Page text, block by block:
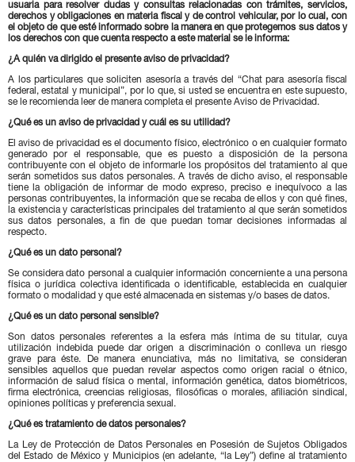
usuaria para resolver dudas y consultas relacionadas con trámites, servicios,
derechos y obligaciones en materia fiscal y de control vehicular, por lo cual, con
el objeto de que esté informado sobre la manera en que protegemos sus datos y
los derechos con que cuenta respecto a este material se le informa:
¿A quién va dirigido el presente aviso de privacidad?
A los particulares que soliciten asesoría a través del “Chat para asesoría fiscal
federal, estatal y municipal”, por lo que, si usted se encuentra en este supuesto,
se le recomienda leer de manera completa el presente Aviso de Privacidad.
¿Qué es un aviso de privacidad y cuál es su utilidad?
El aviso de privacidad es el documento físico, electrónico o en cualquier formato
generado por el responsable, que es puesto a disposición de la persona
contribuyente con el objeto de informarle los propósitos del tratamiento al que
serán sometidos sus datos personales. A través de dicho aviso, el responsable
tiene la obligación de informar de modo expreso, preciso e inequívoco a las
personas contribuyentes, la información que se recaba de ellos y con qué fines,
la existencia y características principales del tratamiento al que serán sometidos
sus datos personales, a fin de que puedan tomar decisiones informadas al
respecto.
¿Qué es un dato personal?
Se considera dato personal a cualquier información concerniente a una persona
física o jurídica colectiva identificada o identificable, establecida en cualquier
formato o modalidad y que esté almacenada en sistemas y/o bases de datos.
¿Qué es un dato personal sensible?
Son datos personales referentes a la esfera más íntima de su titular, cuya
utilización indebida puede dar origen a discriminación o conlleva un riesgo
grave para éste. De manera enunciativa, más no limitativa, se consideran
sensibles aquellos que puedan revelar aspectos como origen racial o étnico,
información de salud física o mental, información genética, datos biométricos,
firma electrónica, creencias religiosas, filosóficas o morales, afiliación sindical,
opiniones políticas y preferencia sexual.
¿Qué es tratamiento de datos personales?
La Ley de Protección de Datos Personales en Posesión de Sujetos Obligados
del Estado de México y Municipios (en adelante, “la Ley”) define al tratamiento